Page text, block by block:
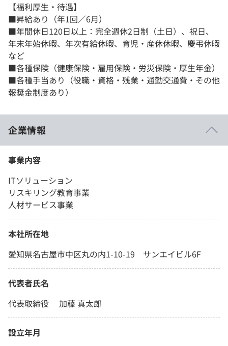
【福利厚生・待遇】
■昇給あり（年1回／6月）
■年間休日120日以上：完全週休2日制（土日）、祝日、
年末年始休暇、年次有給休暇、育児・産休休暇、慶弔休暇
など
■各種保険（健康保険・雇用保険・労災保険・厚生年金）
■各種手当あり（役職・資格・残業・通勤交通費・その他
報奨金制度あり）
企業情報
事業内容
ITソリューション
リスキリング教育事業
人材サービス事業
本社所在地
愛知県名古屋市中区丸の内1-10-19 サンエイビル6F
代表者氏名
代表取締役 加藤 真太郎
設立年月